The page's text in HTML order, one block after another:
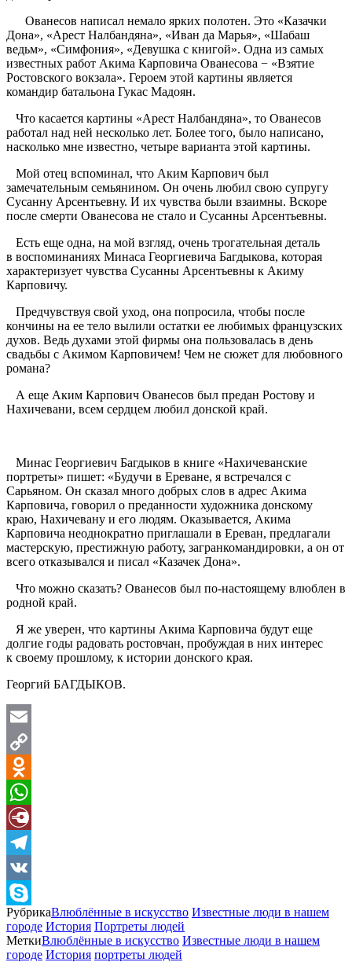
Ованесов написал немало ярких полотен. Это «Казачки
Дона», «Арест Налбандяна», «Иван да Марья», «Шабаш
ведьм», «Симфония», «Девушка с книгой». Одна из самых
известных работ Акима Карповича Ованесова − «Взятие
Ростовского вокзала». Героем этой картины является
командир батальона Гукас Мадоян.
Что касается картины «Арест Налбандяна», то Ованесов
работал над ней несколько лет. Более того, было написано,
насколько мне известно, четыре варианта этой картины.
Мой отец вспоминал, что Аким Карпович был
замечательным семьянином. Он очень любил свою супругу
Сусанну Арсентьевну. И их чувства были взаимны. Вскоре
после смерти Ованесова не стало и Сусанны Арсентьевны.
Есть еще одна, на мой взгляд, очень трогательная деталь
в воспоминаниях Минаса Георгиевича Багдыкова, которая
характеризует чувства Сусанны Арсентьевны к Акиму
Карповичу.
Предчувствуя свой уход, она попросила, чтобы после
кончины на ее тело вылили остатки ее любимых французских
духов. Ведь духами этой фирмы она пользовалась в день
свадьбы с Акимом Карповичем! Чем не сюжет для любовного
романа?
А еще Аким Карпович Ованесов был предан Ростову и
Нахичевани, всем сердцем любил донской край.
Минас Георгиевич Багдыков в книге «Нахичеванские
портреты» пишет: «Будучи в Ереване, я встречался с
Сарьяном. Он сказал много добрых слов в адрес Акима
Карповича, говорил о преданности художника донскому
краю, Нахичевану и его людям. Оказывается, Акима
Карповича неоднократно приглашали в Ереван, предлагали
мастерскую, престижную работу, загранкомандировки, а он от
всего отказывался и писал «Казачек Дона».
Что можно сказать? Ованесов был по-настоящему влюблен в
родной край.
Я же уверен, что картины Акима Карповича будут еще
долгие годы радовать ростовчан, пробуждая в них интерес
к своему прошлому, к истории донского края.
Георгий БАГДЫКОВ.
Email
Copy
Link
Odnoklassniki
WhatsApp
Diary.Ru
Telegram
VK
Skype
РубрикаВлюблённые в искусство Известные люди в нашем
городе История Портреты людей
МеткиВлюблённые в искусство Известные люди в нашем
городе История портреты людей